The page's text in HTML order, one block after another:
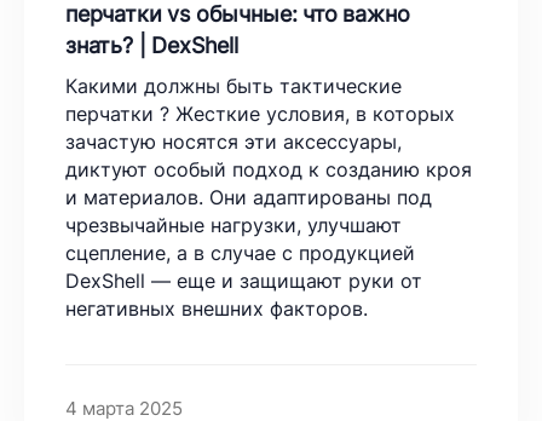
перчатки vs обычные: что важно
знать? | DexShell
Какими должны быть тактические
перчатки ? Жесткие условия, в которых
зачастую носятся эти аксессуары,
диктуют особый подход к созданию кроя
и материалов. Они адаптированы под
чрезвычайные нагрузки, улучшают
сцепление, а в случае с продукцией
DexShell — еще и защищают руки от
негативных внешних факторов.
4 марта 2025